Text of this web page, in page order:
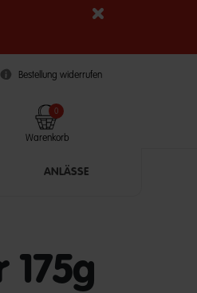
Bestellung widerrufen
Warenkorb
0
ANLÄSSE
175g